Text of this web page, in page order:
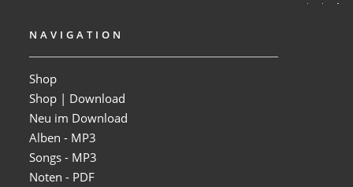
NAVIGATION
Shop
Shop | Download
Neu im Download
Alben - MP3
Songs - MP3
Noten - PDF